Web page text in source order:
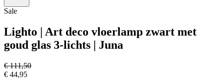
Sale
Lighto | Art deco vloerlamp zwart met
goud glas 3-lichts | Juna
€ 111,50
€ 44,95